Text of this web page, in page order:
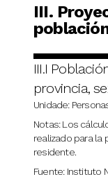
III.
III.I
provincia,
Unidade:
Notas: Los
realizado para la
residente.
Fuente: Instituto